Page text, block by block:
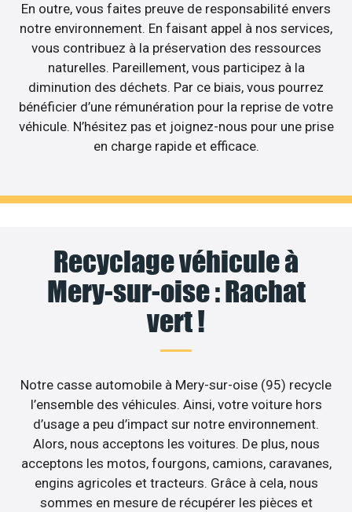
En outre, vous faites preuve de responsabilité envers
notre environnement. En faisant appel à nos services,
vous contribuez à la préservation des ressources
naturelles. Pareillement, vous participez à la
diminution des déchets. Par ce biais, vous pourrez
bénéficier d’une rémunération pour la reprise de votre
véhicule. N’hésitez pas et joignez-nous pour une prise
en charge rapide et efficace.
Recyclage véhicule à
Mery-sur-oise : Rachat
vert !
Notre casse automobile à Mery-sur-oise (95) recycle
l’ensemble des véhicules. Ainsi, votre voiture hors
d’usage a peu d’impact sur notre environnement.
Alors, nous acceptons les voitures. De plus, nous
acceptons les motos, fourgons, camions, caravanes,
engins agricoles et tracteurs. Grâce à cela, nous
sommes en mesure de récupérer les pièces et